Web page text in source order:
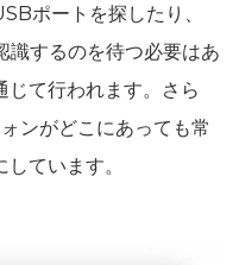
ポートを探したり、
するのを待つ必要はあ
じて行われます。さら
ンがどこにあっても常
ています。